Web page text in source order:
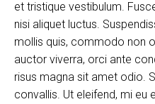
et tristique vestibulum.
nisi aliquet luctus.
mollis quis, commodo non
auctor viverra, orci ante
risus magna sit amet odio.
convallis. Ut eleifend, mi eu